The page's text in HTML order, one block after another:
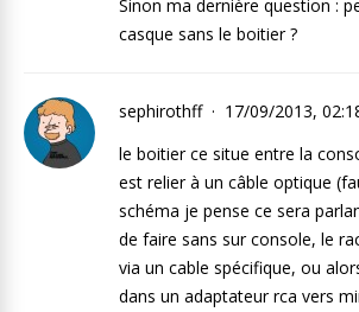
Sinon ma dernière question :
casque sans le boitier ?
sephirothff
17/09/2013,
le boitier ce situe entre la
est relier à un câble optique
schéma je pense ce sera
de faire sans sur console, le
via un cable spécifique, ou
dans un adaptateur rca vers